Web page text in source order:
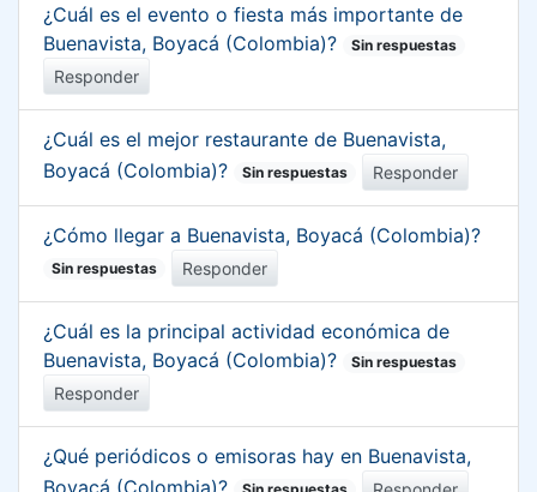
¿Cuál es el evento o fiesta más importante de
Buenavista, Boyacá (Colombia)?
Sin respuestas
Responder
¿Cuál es el mejor restaurante de Buenavista,
Boyacá (Colombia)?
Sin respuestas Responder
¿Cómo llegar a Buenavista, Boyacá (Colombia)?
Sin respuestas Responder
¿Cuál es la principal actividad económica de
Buenavista, Boyacá (Colombia)?
Sin respuestas
Responder
¿Qué periódicos o emisoras hay en Buenavista,
Boyacá (Colombia)?
Sin respuestas